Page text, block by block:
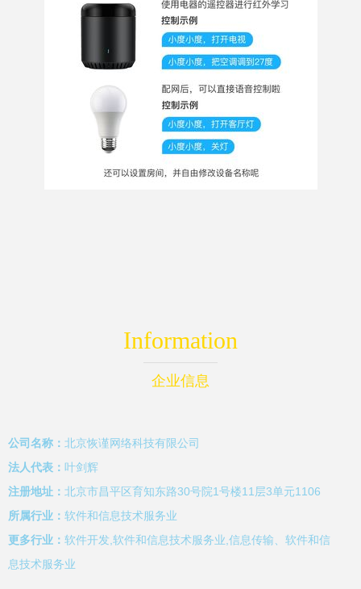
Information
企业信息
公司名称： 北京恢谨网络科技有限公司
法人代表： 叶剑辉
注册地址： 北京市昌平区育知东路30号院1号楼11层3单元1106
所属行业： 软件和信息技术服务业
更多行业： 软件开发,软件和信息技术服务业,信息传输、软件和信
息技术服务业